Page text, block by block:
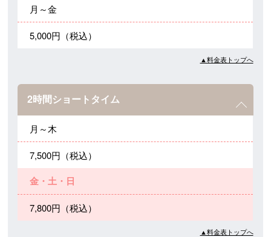
月～金
5,000円（税込）
▲料金表トップへ
2時間ショートタイム
月～木
7,500円（税込）
金・土・日
7,800円（税込）
▲料金表トップへ